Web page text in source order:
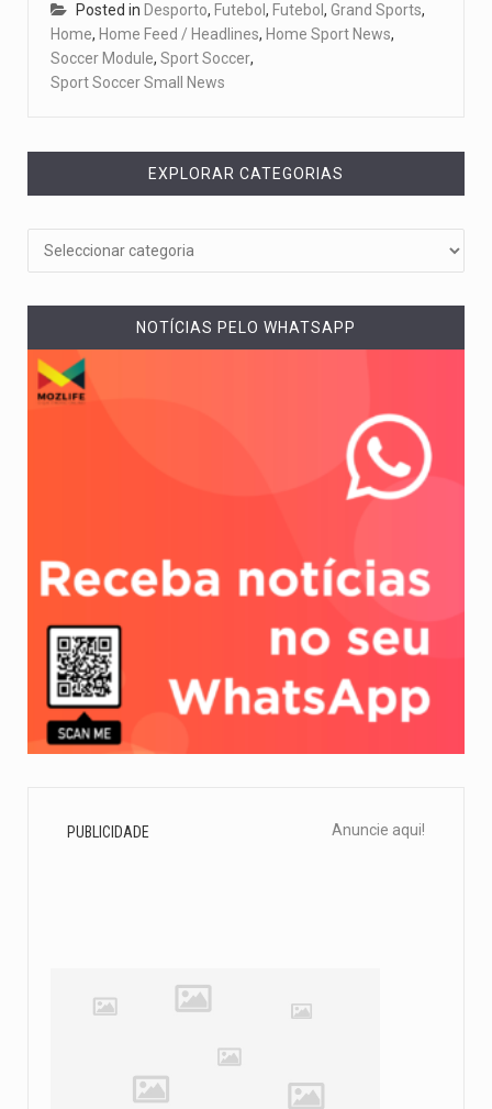
Posted in Desporto, Futebol , Futebol , Grand Sports,
Home, Home Feed / Headlines, Home Sport News,
Soccer Module, Sport Soccer,
Sport Soccer Small News
EXPLORAR CATEGORIAS
NOTÍCIAS PELO WHATSAPP
PUBLICIDADE Anuncie aqui!